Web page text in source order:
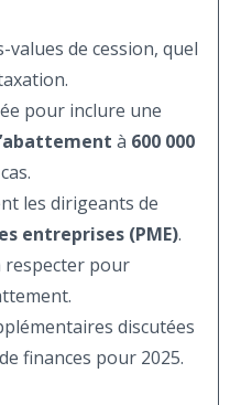
de cession, quel
pour inclure une
à 600 000
les dirigeants de
entreprises (PME).
respecter pour
discutées
finances pour 2025.